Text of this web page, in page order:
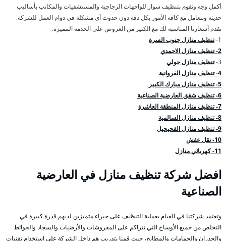
أكمل وجه ونقوم بتنظيف سوار للواجهات الزجاجية والمستشفيات والمكاتب بأساليب
حديثة ونتعامل مع كافة الأمور بكل دقة دون حدوث أي مشكلة في دوام العمل للشركة.
نقدم أسعارنا المناسبة لك مع الكثير من العروض على الخدمة المميزة.
1- تنظيف منازل جنوب السرة
2- تنظيف منازل الاحمدي
3- تنظيف منازل حولي
4- تنظيف منازل الفروانية
5- تنظيف منازل مبارك الكبير
6- تنظيف شقق العارضية الصناعية
7- تنظيف منازل المنطقة العاشرة
8- تنظيف منازل السالمية
9- تنظيف منازل الفحيحيل
10- نقل عفش
11- كهربائي منازل
افضل شركة تنظيف منازل في العارضية
الصناعية
وتعتمد شركتنا في القيام بعملية التنظيف على خبراء متميزين لديهم قدرة كبيرة في
التخلص من جميع الأوساخ التي تتراكم على المفروشات والأرضيات والسجاد والحوائط
والجدران والحمامات والمطابخ، حيث قمنا بتدريب هم داخل الشركة على استخدام تقنيات